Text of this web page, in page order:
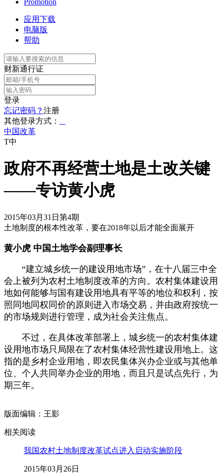
Promotion
应用下载
电脑版
帮助
财新通行证
登录
忘记密码？ 注册
其他登录方式：
中国改革
T中
政府不再经营土地是土改关键
——专访黄小虎
2015年03月31日第4期
土地制度的根本性改革，要在2018年以后才能全面展开
黄小虎 中国土地学会副理事长
“建立城乡统一的建设用地市场”，在十八届三中全
会上被列为农村土地制度改革的方向。农村集体建设用
地如何能够与国有建设用地具有平等的地位和权利，按
照同地同权同价的原则进入市场交易，并由政府按统一
的市场规则进行管理，成为社会关注焦点。
不过，在具体改革部署上，城乡统一的农村集体建
设用地市场只局限在了农村集体经营性建设用地上。这
指的是乡村企业用地，即农民集体兴办企业或与其他单
位、个人共同举办企业的用地，而且只是试点先行，为
期三年。
版面编辑：王影
相关阅读
我国农村土地制度改革试点进入启动实施阶段
2015年03月26日